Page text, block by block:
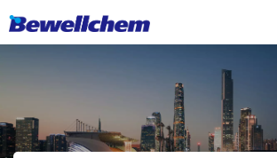
English
Русский